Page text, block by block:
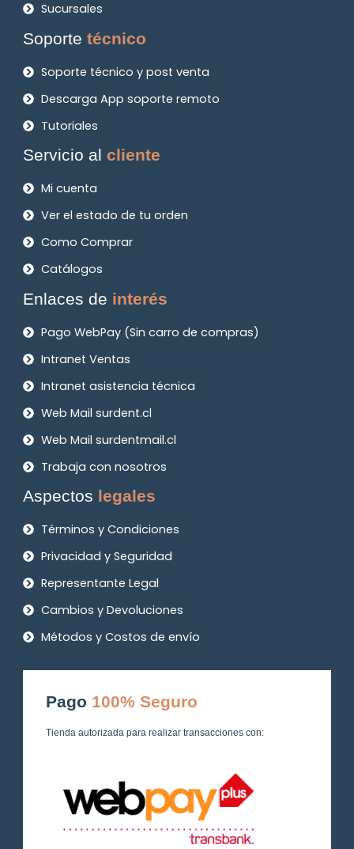
Sucursales
Soportetécnico
Soporte técnico y post venta
Descarga App soporte remoto
Tutoriales
Servicio alcliente
Mi cuenta
Ver el estado de tu orden
Como Comprar
Catálogos
Enlaces de interés
Pago WebPay (Sin carro de compras)
Intranet Ventas
Intranet asistencia técnica
Web Mail surdent.cl
Web Mail surdentmail.cl
Trabaja con nosotros
Aspectos legales
Términos y Condiciones
Privacidad y Seguridad
Representante Legal
Cambios y Devoluciones
Métodos y Costos de envío
Pago 100% Seguro
Tienda autorizada para realizar transacciones con: